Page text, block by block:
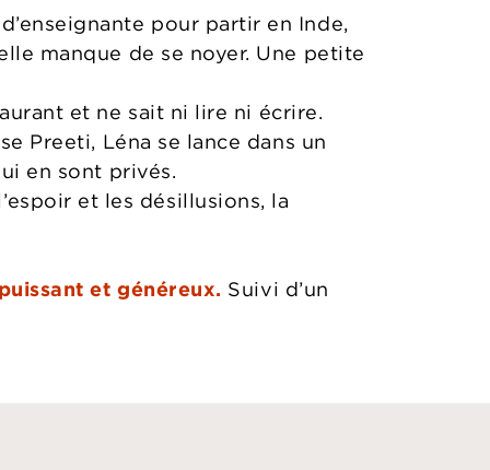
pour partir en Inde,
manque de se noyer. Une petite
et ne sait ni lire ni écrire.
Preeti, Léna se lance dans un
en sont privés.
et les désillusions, la
et généreux. Suivi d’un